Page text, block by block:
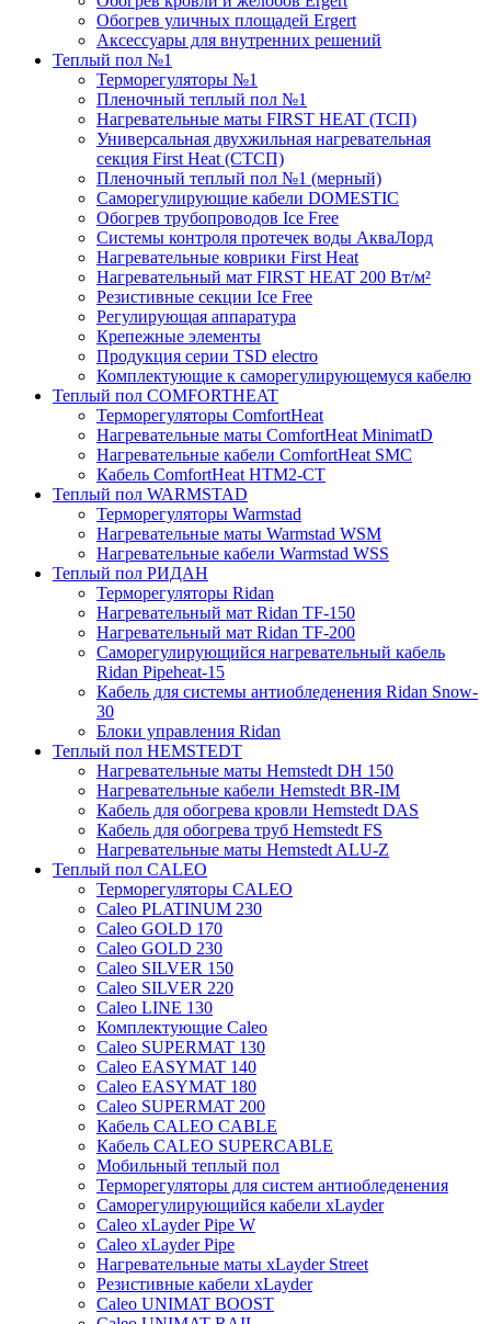
Обогрев уличных площадей Ergert
Аксессуары для внутренних решений
Теплый пол №1
Терморегуляторы №1
Пленочный теплый пол №1
Нагревательные маты FIRST HEAT (ТСП)
Универсальная двухжильная нагревательная
секция First Heat (СТСП)
Пленочный теплый пол №1 (мерный)
Саморегулирующие кабели DOMESTIC
Обогрев трубопроводов Ice Free
Системы контроля протечек воды АкваЛорд
Нагревательные коврики First Heat
Нагревательный мат FIRST HEAT 200 Вт/м²
Резистивные секции Ice Free
Регулирующая аппаратура
Крепежные элементы
Продукция серии TSD electro
Комплектующие к саморегулирующемуся кабелю
Теплый пол COMFORTHEAT
Терморегуляторы ComfortHeat
Нагревательные маты ComfortHeat MinimatD
Нагревательные кабели ComfortHeat SMC
Кабель ComfortHeat HTM2-CT
Теплый пол WARMSTAD
Терморегуляторы Warmstad
Нагревательные маты Warmstad WSM
Нагревательные кабели Warmstad WSS
Теплый пол РИДАН
Терморегуляторы Ridan
Нагревательный мат Ridan TF-150
Нагревательный мат Ridan TF-200
Саморегулирующийся нагревательный кабель
Ridan Pipeheat-15
Кабель для системы антиобледенения Ridan Snow-
30
Блоки управления Ridan
Теплый пол HEMSTEDT
Нагревательные маты Hemstedt DH 150
Нагревательные кабели Hemstedt BR-IM
Кабель для обогрева кровли Hemstedt DAS
Кабель для обогрева труб Hemstedt FS
Нагревательные маты Hemstedt ALU-Z
Теплый пол CALEO
Терморегуляторы CALEO
Caleo PLATINUM 230
Caleo GOLD 170
Caleo GOLD 230
Caleo SILVER 150
Caleo SILVER 220
Caleo LINE 130
Комплектующие Caleo
Caleo SUPERMAT 130
Caleo EASYMAT 140
Caleo EASYMAT 180
Caleo SUPERMAT 200
Кабель CALEO CABLE
Кабель CALEO SUPERCABLE
Мобильный теплый пол
Терморегуляторы для систем антиобледенения
Саморегулирующийся кабели xLayder
Caleo xLayder Pipe W
Caleo xLayder Pipe
Нагревательные маты xLayder Street
Резистивные кабели xLayder
Caleo UNIMAT BOOST